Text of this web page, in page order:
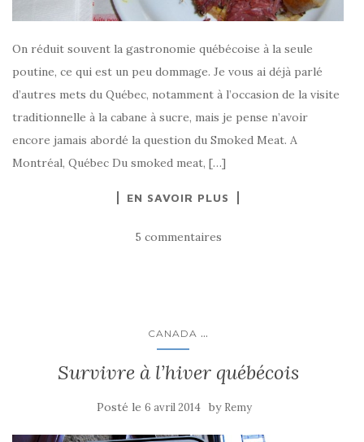
On réduit souvent la gastronomie québécoise à la seule
poutine, ce qui est un peu dommage. Je vous ai déjà parlé
d’autres mets du Québec, notamment à l’occasion de la visite
traditionnelle à la cabane à sucre, mais je pense n’avoir
encore jamais abordé la question du Smoked Meat. A
Montréal, Québec Du smoked meat, […]
EN SAVOIR PLUS
5 commentaires
CANADA ...
Survivre à l’hiver québécois
Posté le 6 avril 2014 by Remy